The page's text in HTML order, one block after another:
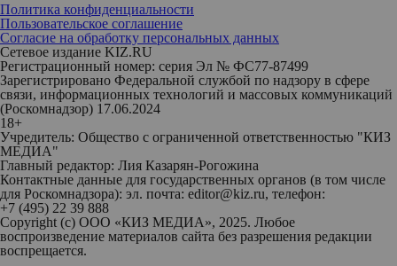
Политика конфиденциальности
Пользовательское соглашение
Согласие на обработку персональных данных
Сетевое издание KIZ.RU
Регистрационный номер: серия Эл № ФС77-87499
Зарегистрировано Федеральной службой по надзору в сфере
связи, информационных технологий и массовых коммуникаций
(Роскомнадзор) 17.06.2024
18+
Учредитель: Общество с ограниченной ответственностью "КИЗ
МЕДИА"
Главный редактор: Лия Казарян-Рогожина
Контактные данные для государственных органов (в том числе
для Роскомнадзора): эл. почта: editor@kiz.ru, телефон:
+7 (495) 22 39 888
Copyright (с) ООО «КИЗ МЕДИА», 2025. Любое
воспроизведение материалов сайта без разрешения редакции
воспрещается.